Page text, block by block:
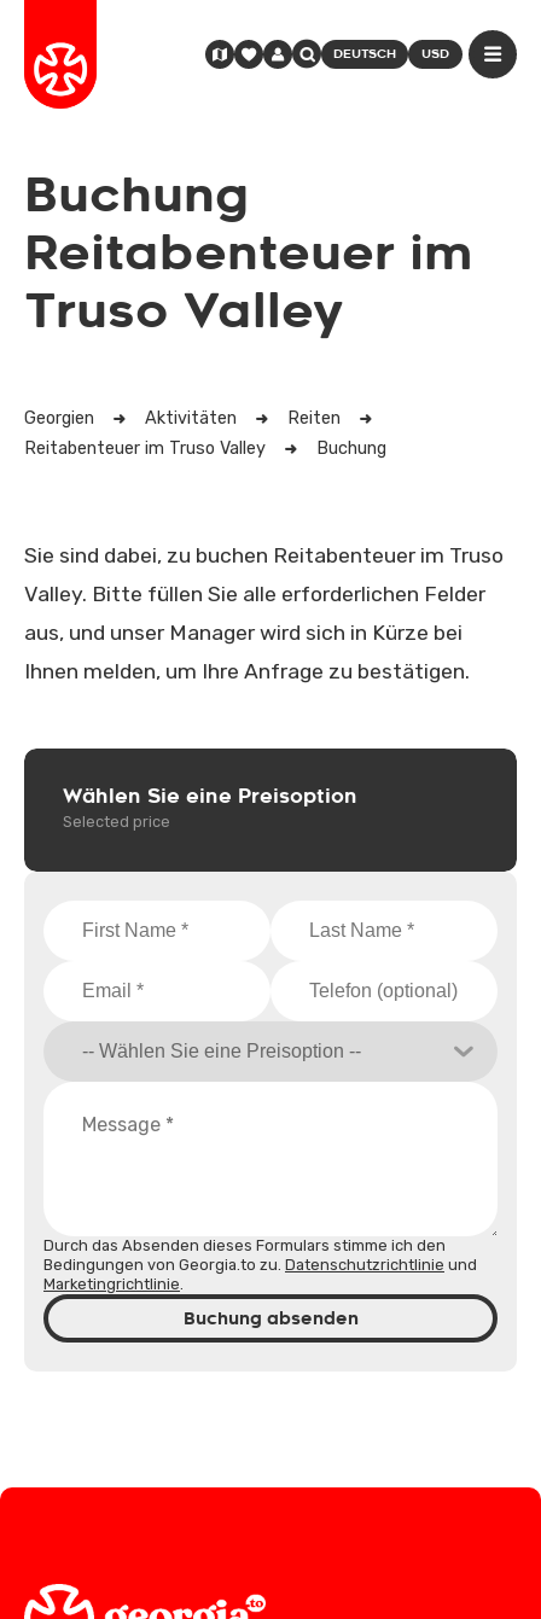
DEUTSCH USD
Buchung
Reitabenteuer im
Truso Valley
Georgien Aktivitäten
Reiten
Reitabenteuer im Truso Valley
Buchung
Sie sind dabei, zu buchen Reitabenteuer im Truso
Valley. Bitte füllen Sie alle erforderlichen Felder
aus, und unser Manager wird sich in Kürze bei
Ihnen melden, um Ihre Anfrage zu bestätigen.
Durch das Absenden dieses Formulars stimme ich den
Bedingungen von Georgia.to zu. Datenschutzrichtlinie und
Marketingrichtlinie.
Buchung absenden
Wählen Sie eine Preisoption
Selected price